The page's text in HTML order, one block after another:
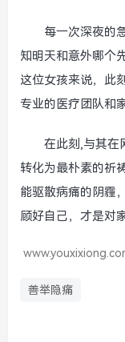
每一次深夜的
知明天和意外哪个
这位女孩来说，此
专业的医疗团队和
在此刻,与其在
转化为最朴素的祈
能驱散病痛的阴霾
顾好自己，才是对
善举隐痛